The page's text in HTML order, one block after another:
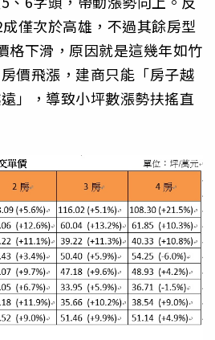
僅次於高雄，不過其餘房型
格下滑，原因就是這幾年如竹
價飛漲，建商只能「房子越
」，導致小坪數漲勢扶搖直